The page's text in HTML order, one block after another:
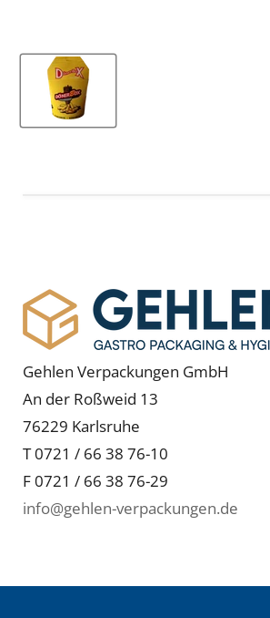
Gehlen Verpackungen GmbH
An der Roßweid 13
76229 Karlsruhe
T 0721 / 66 38 76-10
F 0721 / 66 38 76-29
info@gehlen-verpackungen.de